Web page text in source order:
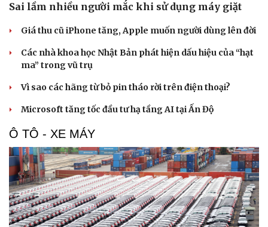
Văn hóa
Sân khấu - Điện ảnh
Văn học
Giải trí
Nghệ sĩ
Thời trang
Sai lầm nhiều người mắc khi sử dụng máy giặt
Giá thu cũ iPhone tăng, Apple muốn người dùng lên đời
Các nhà khoa học Nhật Bản phát hiện dấu hiệu của “hạt
ma” trong vũ trụ
Vì sao các hãng từ bỏ pin tháo rời trên điện thoại?
Microsoft tăng tốc đầu tư hạ tầng AI tại Ấn Độ
Ô TÔ - XE MÁY